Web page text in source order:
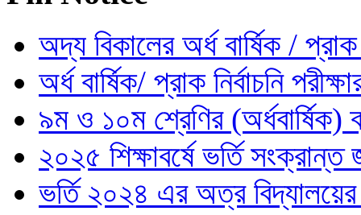
অদ্য বিকালের অর্ধ বার্ষিক / প্রাক
অর্ধ বার্ষিক/ প্রাক নির্বাচনি
৯ম ও ১০ম শ্রেণির (অর্ধবার্ষিক)
২০২৫ শিক্ষাবর্ষে ভর্তি সংক্রান্ত
ভর্তি ২০২৪ এর অত্র